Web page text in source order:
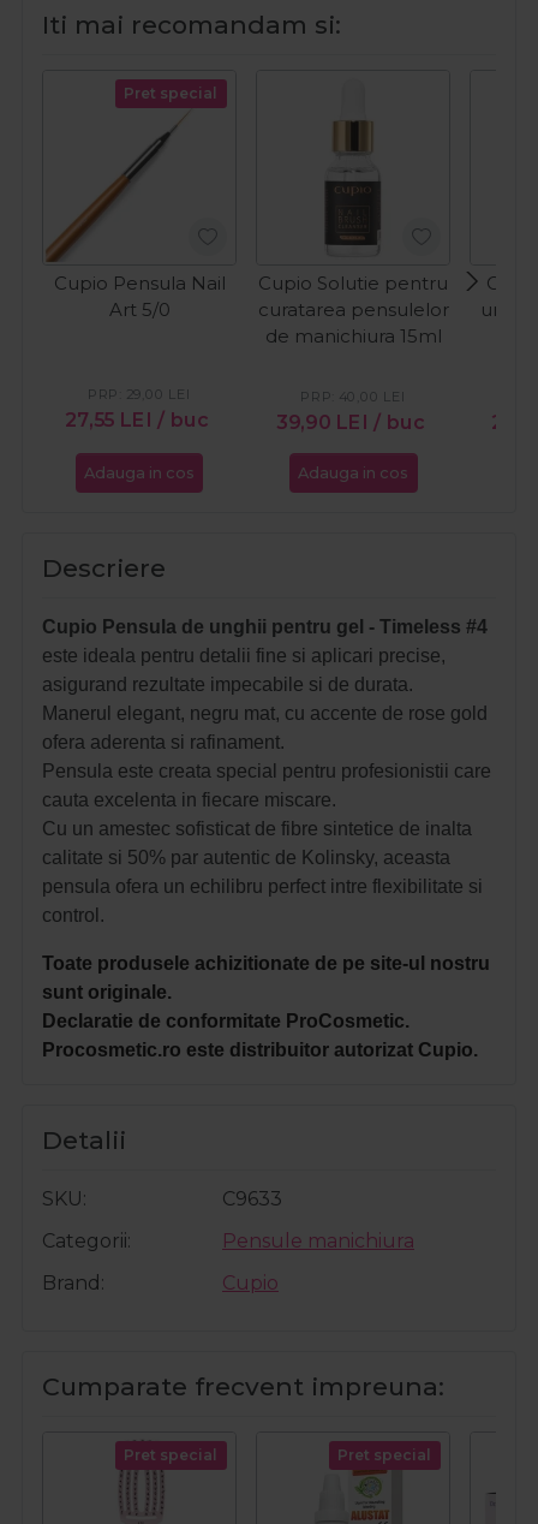
Iti mai recomandam si:
Pret special
Cupio Pensula Nail
Art 5/0
27,55 LEI / buc
PRP: 29,00 LEI
Adauga in cos
Cupio Solutie pentru
curatarea pensulelor
de manichiura 15ml
39,90 LEI / buc
PRP: 40,00 LEI
Adauga in cos
Descriere
Cupio Pensula de unghii pentru gel - Timeless #4
este ideala pentru detalii fine si aplicari precise,
asigurand rezultate impecabile si de durata.
Manerul elegant, negru mat, cu accente de rose gold
ofera aderenta si rafinament.
Pensula este creata special pentru profesionistii care
cauta excelenta in fiecare miscare.
Cu un amestec sofisticat de fibre sintetice de inalta
calitate si 50% par autentic de Kolinsky, aceasta
pensula ofera un echilibru perfect intre flexibilitate si
control.
Toate produsele achizitionate de pe site-ul nostru
sunt originale.
Declaratie de conformitate ProCosmetic.
Procosmetic.ro este distribuitor autorizat Cupio.
Detalii
SKU
C9633
Categorii
Pensule manichiura
Brand
Cupio
Cumparate frecvent impreuna:
Pret special Pret special